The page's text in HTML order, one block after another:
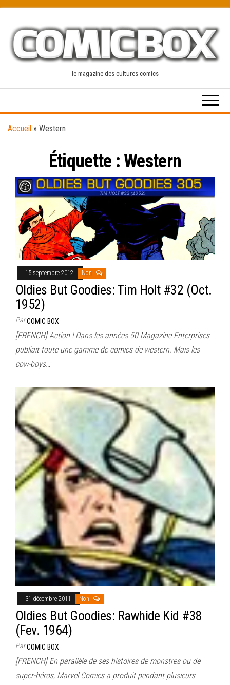
content
le magazine des cultures comics
Accueil » Western
Étiquette :Western
15 septembre 2012 Non
Oldies But Goodies: Tim Holt #32 (Oct.
1952)
ParCOMIC BOX
[FRENCH] Action ! Dans les années 50 Magazine Enterprises
publiait toute une gamme de comics de western. Mais les
cow-boys…
31 décembre 2011 Non
Oldies But Goodies: Rawhide Kid #38
(Fev. 1964)
ParCOMIC BOX
[FRENCH] En parallèle de ses histoires de monstres ou de
super-héros, Marvel Comics a produit pendant plusieurs